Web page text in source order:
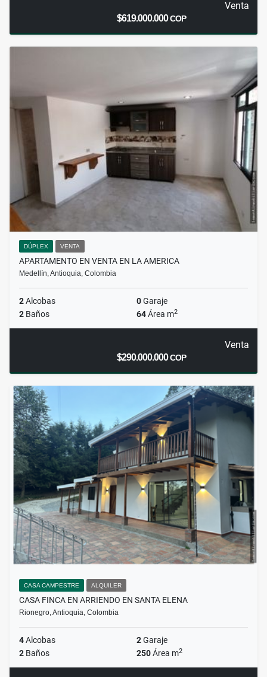
Venta
$619.000.000COP
DÚPLEX VENTA
APARTAMENTO EN VENTA EN LA AMERICA
Medellín, Antioquia, Colombia
2Alcobas 0Garaje
2 Baños 64Área m2
Venta
$290.000.000COP
CASA CAMPESTRE ALQUILER
CASA FINCA EN ARRIENDO EN SANTA ELENA
Rionegro, Antioquia, Colombia
4Alcobas 2Garaje
2 Baños 250Área m2